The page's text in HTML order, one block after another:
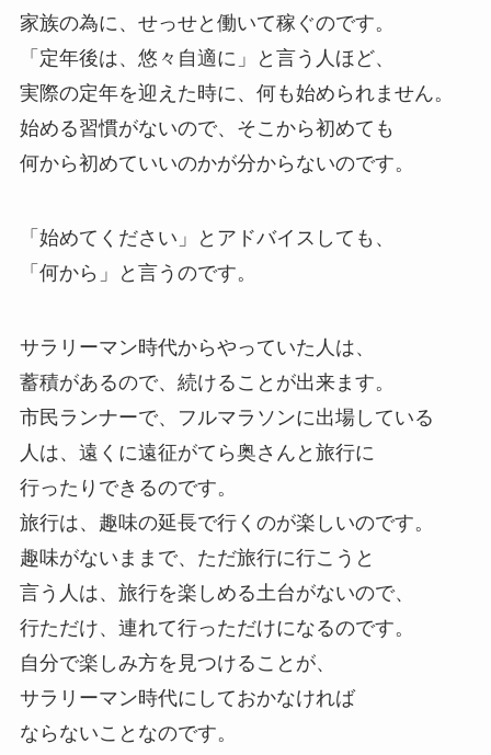
家族の為に、せっせと働いて稼ぐのです。
「定年後は、悠々自適に」と言う人ほど、
実際の定年を迎えた時に、何も始められません。
始める習慣がないので、そこから初めても
何から初めていいのかが分からないのです。
「始めてください」とアドバイスしても、
「何から」と言うのです。
サラリーマン時代からやっていた人は、
蓄積があるので、続けることが出来ます。
市民ランナーで、フルマラソンに出場している
人は、遠くに遠征がてら奥さんと旅行に
行ったりできるのです。
旅行は、趣味の延長で行くのが楽しいのです。
趣味がないままで、ただ旅行に行こうと
言う人は、旅行を楽しめる土台がないので、
行ただけ、連れて行っただけになるのです。
自分で楽しみ方を見つけることが、
サラリーマン時代にしておかなければ
ならないことなのです。